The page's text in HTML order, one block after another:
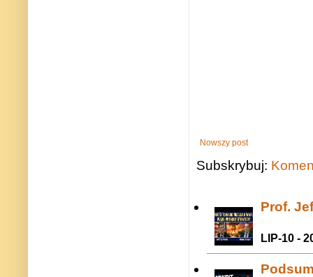
Nowszy post
Subskrybuj:
Prof.
LIP-10 -